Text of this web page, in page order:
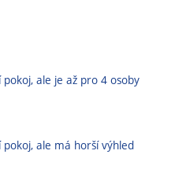
ale je až pro 4 osoby
ale má horší výhled